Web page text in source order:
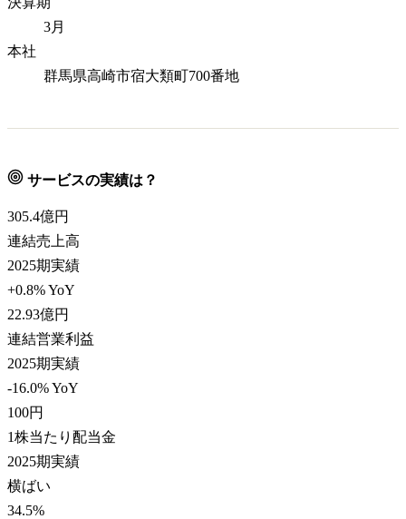
3月
本社
群馬県高崎市宿大類町700番地
サービスの実績は？
305.4億円
連結売上高
2025期実績
+0.8% YoY
22.93億円
連結営業利益
2025期実績
-16.0% YoY
100円
1株当たり配当金
2025期実績
横ばい
34.5%